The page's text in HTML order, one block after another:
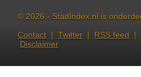
© 2026 - StadIndex.nl is
Contact | Twitter | RSS feed |
Disclaimer